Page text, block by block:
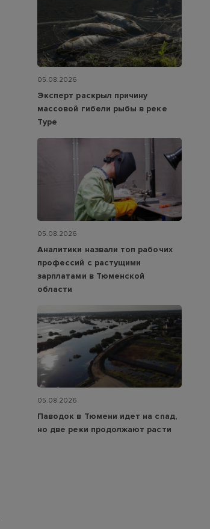
05.08.2026
Эксперт раскрыл причину
массовой гибели рыбы в реке
Туре
05.08.2026
Аналитики назвали топ рабочих
профессий с растущими
зарплатами в Тюменской
области
05.08.2026
Паводок в Тюмени идет на спад,
но две реки продолжают расти